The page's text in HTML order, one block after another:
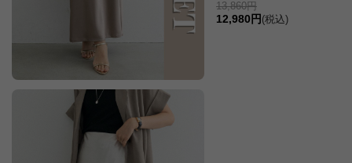
13,860円
12,980円 (税込)